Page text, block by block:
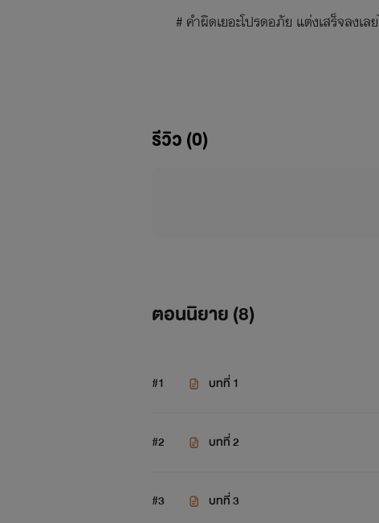
# คำผิดเยอะโปรดอภัย แต่งเสร็จลงเ
รีวิว (0)
ตอนนิยาย (8)
#1 บทที่ 1
#2 บทที่ 2
#3 บทที่ 3